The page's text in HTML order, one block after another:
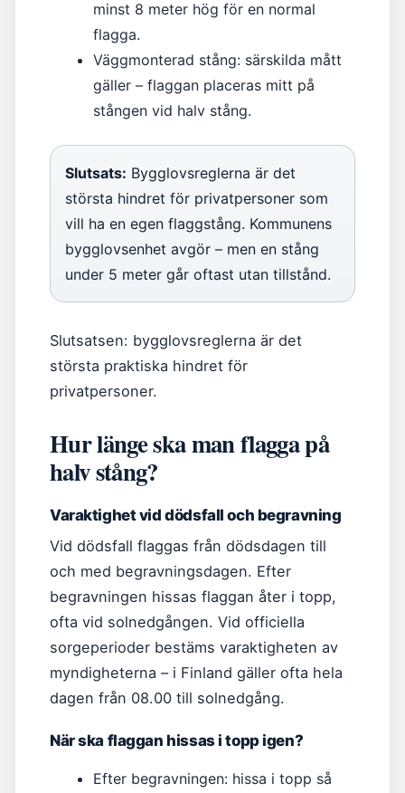
minst 8 meter hög för en normal
flagga.
Väggmonterad stång: särskilda mått
gäller – flaggan placeras mitt på
stången vid halv stång.
Slutsats: Bygglovsreglerna är det
största hindret för privatpersoner som
vill ha en egen flaggstång. Kommunens
bygglovsenhet avgör – men en stång
under 5 meter går oftast utan tillstånd.
Slutsatsen: bygglovsreglerna är det
största praktiska hindret för
privatpersoner.
Hur länge ska man flagga på
halv stång?
Varaktighet vid dödsfall och begravning
Vid dödsfall flaggas från dödsdagen till
och med begravningsdagen. Efter
begravningen hissas flaggan åter i topp,
ofta vid solnedgången. Vid officiella
sorgeperioder bestäms varaktigheten av
myndigheterna – i Finland gäller ofta hela
dagen från 08.00 till solnedgång.
När ska flaggan hissas i topp igen?
Efter begravningen: hissa i topp så